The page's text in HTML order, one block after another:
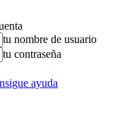
tu nombre de usuario
tu contraseña
ayuda